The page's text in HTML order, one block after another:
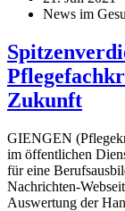
News im
Zukunft
GIENGEN
im öffentlichen
für eine
Nachrichten-
Auswertung der